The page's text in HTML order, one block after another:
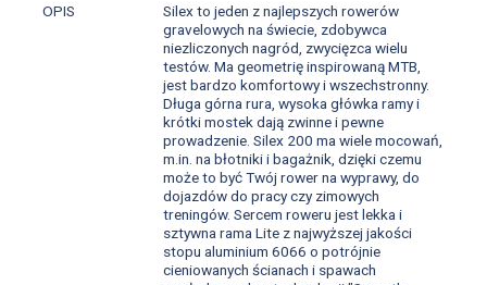
OPIS
Silex to jeden z najlepszych rowerów
gravelowych na świecie, zdobywca
niezliczonych nagród, zwycięzca wielu
testów. Ma geometrię inspirowaną MTB,
jest bardzo komfortowy i wszechstronny.
Długa górna rura, wysoka główka ramy i
krótki mostek dają zwinne i pewne
prowadzenie. Silex 200 ma wiele mocowań,
m.in. na błotniki i bagażnik, dzięki czemu
może to być Twój rower na wyprawy, do
dojazdów do pracy czy zimowych
treningów. Sercem roweru jest lekka i
sztywna rama Lite z najwyższej jakości
stopu aluminium 6066 o potrójnie
cieniowanych ścianach i spawach